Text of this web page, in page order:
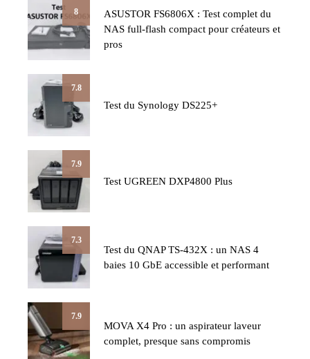
8
ASUSTOR FS6806X : Test complet du
NAS full-flash compact pour créateurs et
pros
7.8
Test du Synology DS225+
7.9
Test UGREEN DXP4800 Plus
7.3
Test du QNAP TS-432X : un NAS 4
baies 10 GbE accessible et performant
7.9
MOVA X4 Pro : un aspirateur laveur
complet, presque sans compromis